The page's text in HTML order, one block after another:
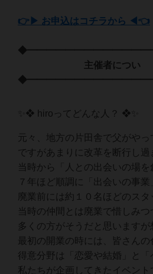
👉▶ お申込はコチラから ◀👈
主催者につい
✨❖ hiroってどんな人？ ❖✨
元々、地方の片田舎で父がや
ですがあまりに改革を断行し
当時から「人との出会いの場
７年ほど順調に「出会いの事
廃業前には約１０名ほどのス
当時の仲間とは廃業で惜しみ
多くの方がそうだと思います
最初の開業の時には、皆さん
得意分野は「恋愛や結婚」と
私たちが企画してきたイベン